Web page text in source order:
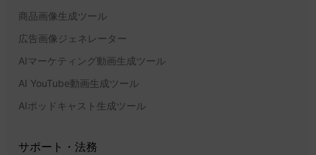
商品画像生成ツール
広告画像ジェネレーター
AIマーケティング動画生成ツール
AI YouTube動画生成ツール
AIポッドキャスト生成ツール
サポート・法務